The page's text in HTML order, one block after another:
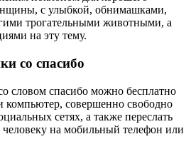
с улыбкой, обнимашками,
трогательными животными, а
на эту тему.
со спасибо
словом спасибо можно бесплатно
компьютер, совершенно свободно
сетях, а также переслать
на мобильный телефон или